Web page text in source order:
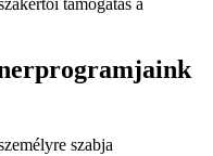
támogatás a
szabja